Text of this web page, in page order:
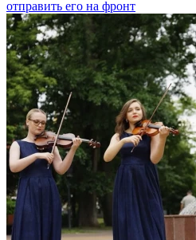
отправить его на фронт